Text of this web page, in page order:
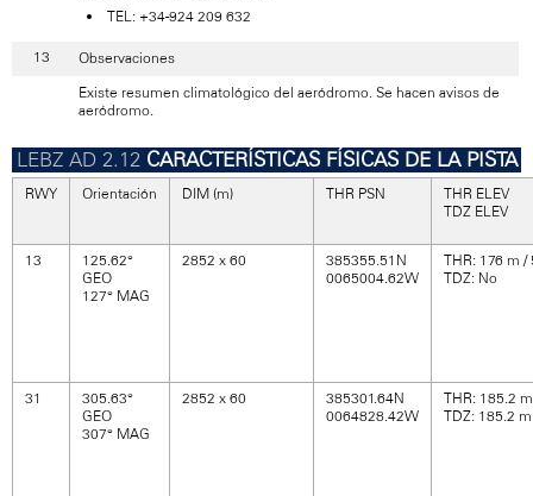
TEL: +34-924 209 632
Observaciones
Existe resumen climatológico del aeródromo. Se hacen avisos de
aeródromo.
CARACTERÍSTICAS FÍSICAS DE LA PISTA
RWY Orientación DIM (m) THR PSN
THR ELEV
TDZ ELEV
13
125.62°
GEO
127° MAG
2852 x 60
385355.51N
0065004.62W
THR: 176 m /
TDZ: No
31
305.63°
GEO
307° MAG
2852 x 60
385301.64N
0064828.42W
THR: 185.2
TDZ: 185.2